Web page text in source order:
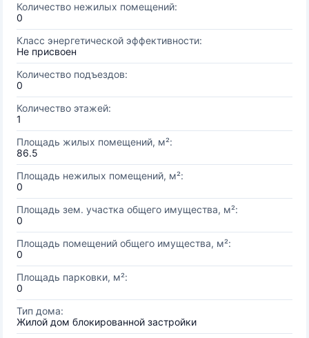
Количество нежилых помещений:
0
Класс энергетической эффективности:
Не присвоен
Количество подъездов:
0
Количество этажей:
1
Площадь жилых помещений, м²:
86.5
Площадь нежилых помещений, м²:
0
Площадь зем. участка общего имущества, м²:
0
Площадь помещений общего имущества, м²:
0
Площадь парковки, м²:
0
Тип дома:
Жилой дом блокированной застройки